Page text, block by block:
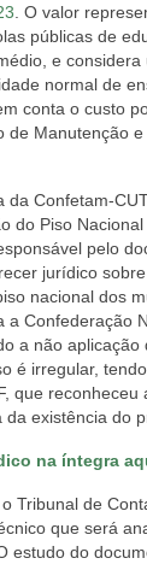
O valor
públicas de
e
normal de
conta o custo
de Manutenção
da Confetam-
do Piso
pelo
jurídico
nacional dos
a Confederação
a não aplicação
é irregular,
que
existência do
na íntegra
Tribunal de
que será
estudo do